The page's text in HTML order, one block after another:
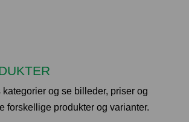
og se billeder, priser og
forskellige produkter og varianter.